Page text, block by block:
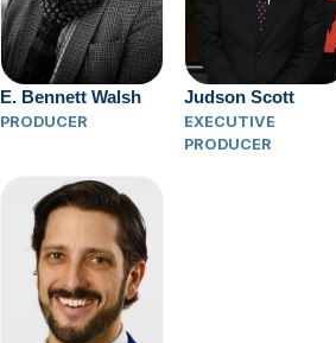
E. Bennett Walsh
PRODUCER
Judson Scott
EXECUTIVE
PRODUCER